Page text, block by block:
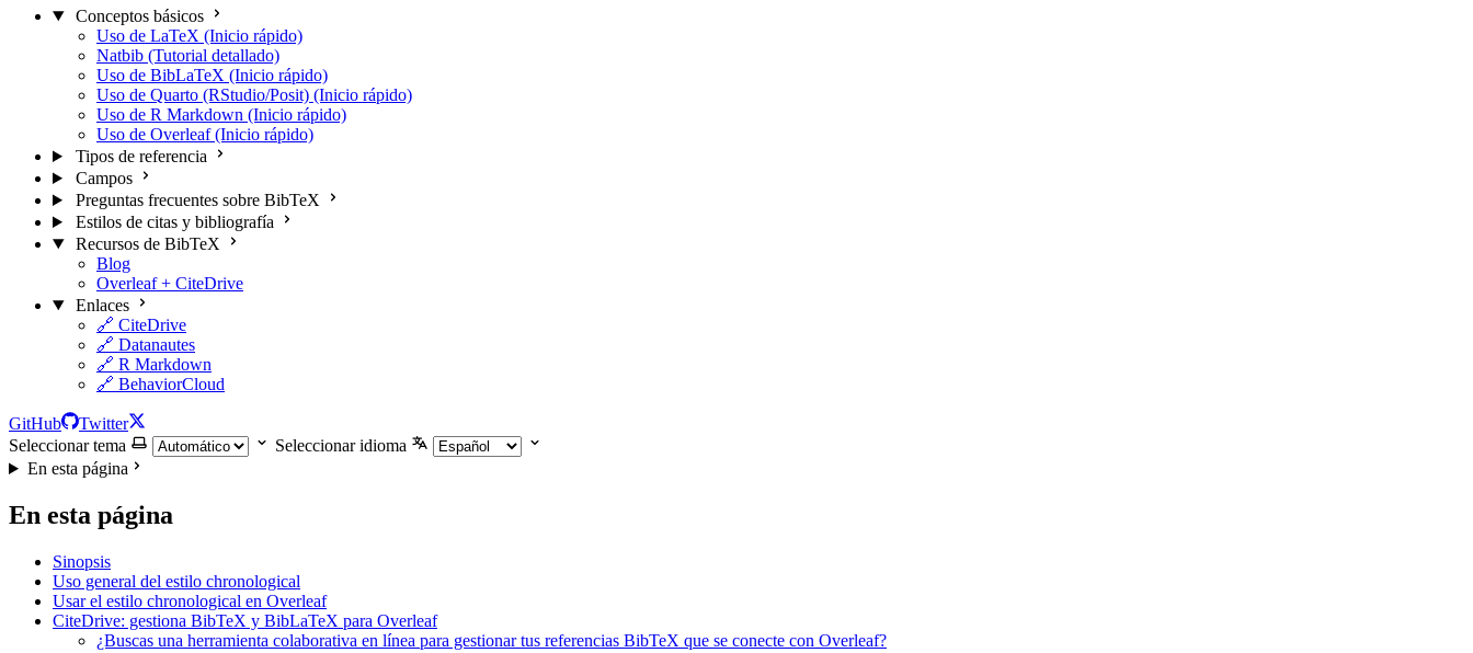
Conceptos básicos
Uso de LaTeX (Inicio rápido)
Natbib (Tutorial detallado)
Uso de BibLaTeX (Inicio rápido)
Uso de Quarto (RStudio/Posit) (Inicio rápido)
Uso de R Markdown (Inicio rápido)
Uso de Overleaf (Inicio rápido)
Tipos de referencia
Campos
Preguntas frecuentes sobre BibTeX
Estilos de citas y bibliografía
Recursos de BibTeX
Blog
Overleaf + CiteDrive
Enlaces
🔗 CiteDrive
🔗 Datanautes
🔗 R Markdown
🔗 BehaviorCloud
GitHub
Twitter
Seleccionar tema
Seleccionar idioma
En esta página
En esta página
Sinopsis
Uso general del estilo chronological
Usar el estilo chronological en Overleaf
CiteDrive: gestiona BibTeX y BibLaTeX para Overleaf
¿Buscas una herramienta colaborativa en línea para gestionar tus referencias BibTeX que se conecte con Overleaf?